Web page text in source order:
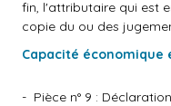
fin, l'attributaire qui est
copie du ou des
Capacité économique
- Pièce n° 9 :